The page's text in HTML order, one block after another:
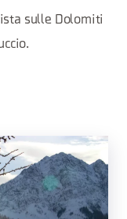
sulle Dolomiti